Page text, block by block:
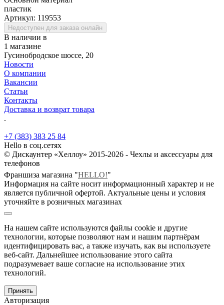
пластик
Артикул: 119553
Недоступен для заказа онлайн
В наличии в
1 магазине
Гусинобродское шоссе, 20
Новости
О компании
Вакансии
Статьи
Контакты
Доставка и возврат товара
.
+7 (383) 383 25 84
Hello в соц.сетях
© Дискаунтер «Хеллоу» 2015-2026 - Чехлы и аксессуары для
телефонов
Франшиза магазина "HELLO!"
Информация на сайте носит информационный характер и не
является публичной офертой. Актуальные цены и условия
уточняйте в розничных магазинах
На нашем сайте используются файлы cookie и другие
технологии, которые позволяют нам и нашим партнёрам
идентифицировать вас, а также изучать, как вы используете
веб-сайт. Дальнейшее использование этого сайта
подразумевает ваше согласие на использование этих
технологий.
Принять
Авторизация